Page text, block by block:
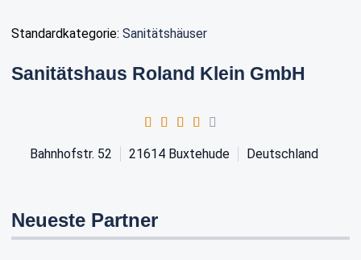
Standardkategorie: Sanitätshäuser
Sanitätshaus Roland Klein GmbH
Bahnhofstr. 52 21614 Buxtehude Deutschland
Neueste Partner